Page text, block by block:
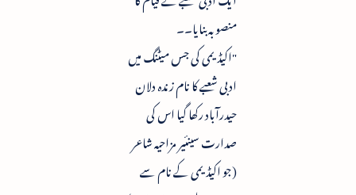
منصوبہ بنایا۔۔
"اکیڈیمی کی جس میٹنگ میں
ادبی شعبے کا نام زندہ دلان
حیدرآباد رکھا گیا اس کی
صدارت سینئیر مزاحیہ شاعر
(جو اکیڈیمی کے نام سے